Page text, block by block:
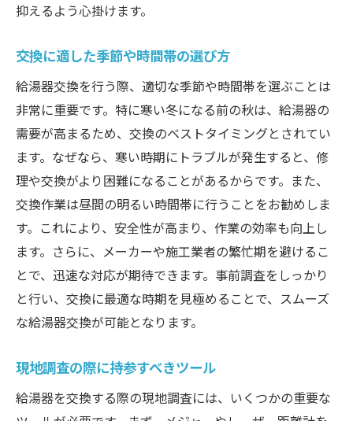
抑えるよう心掛けます。
交換に適した季節や時間帯の選び方
給湯器交換を行う際、適切な季節や時間帯を選ぶことは
非常に重要です。特に寒い冬になる前の秋は、給湯器の
需要が高まるため、交換のベストタイミングとされてい
ます。なぜなら、寒い時期にトラブルが発生すると、修
理や交換がより困難になることがあるからです。また、
交換作業は昼間の明るい時間帯に行うことをお勧めしま
す。これにより、安全性が高まり、作業の効率も向上し
ます。さらに、メーカーや施工業者の繁忙期を避けるこ
とで、迅速な対応が期待できます。事前調査をしっかり
と行い、交換に最適な時期を見極めることで、スムーズ
な給湯器交換が可能となります。
現地調査の際に持参すべきツール
給湯器を交換する際の現地調査には、いくつかの重要な